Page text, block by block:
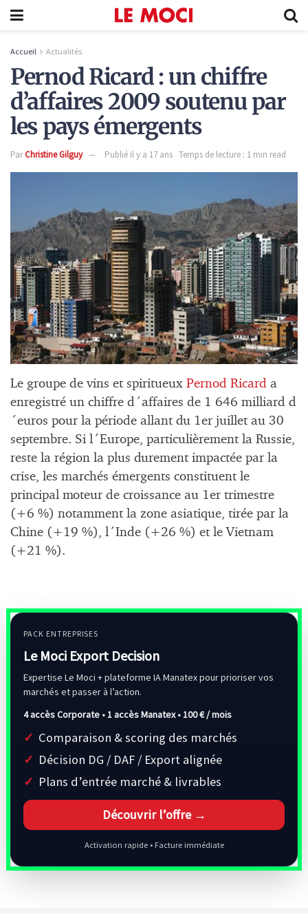
Accueil Actualités
Pernod Ricard : un chiffre
d’affaires 2009 soutenu par
les pays émergents
ParChristine Gilguy Publié il y a 17 ans Temps de lecture : 1 min read
Le groupe de vins et spiritueux Pernod Ricard a
enregistré un chiffre d´affaires de 1 646 milliard d
´euros pour la période allant du 1er juillet au 30
septembre. Si l´Europe, particulièrement la Russie,
reste la région la plus durement impactée par la
crise, les marchés émergents constituent le
principal moteur de croissance au 1er trimestre
(+6 %) notamment la zone asiatique, tirée par la
Chine (+19 %), l´Inde (+26 %) et le Vietnam
(+21 %).
PACK ENTREPRISES
Le Moci Export Decision
Expertise Le Moci + plateforme IA Manatex pour prioriser vos
marchés et passer à l’action.
4 accès Corporate • 1 accès Manatex •100 € / mois
Comparaison & scoring des marchés
Décision DG / DAF / Export alignée
Plans d’entrée marché & livrables
Découvrir l’offre →
Activation rapide • Facture immédiate